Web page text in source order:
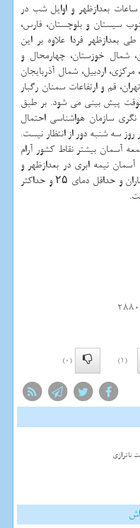
بعدازظهر و اوایل شب در
سیستان و بلوچستان، فارس،
طی بعدازظهر فردا علاوه بر این
شمال خوزستان، چهارمحال و
مرکزی، اردبیل، شمال آذربایجان
قم و ارتفاعات سمنان رگبار
پیش بینی می شود. بر طبق
سازمان هواشناسی احتمال
سه شنبه دور از انتظار نیست.
آسمان بیشتر نقاط کشور آرام
نیمه ابری در بعدازظهر و
افزایش ابر گاهی افزایش باد و احتمال رگبار باران و حداقل دمای ۲۵ و حداکثر
2880
(1)
(0)